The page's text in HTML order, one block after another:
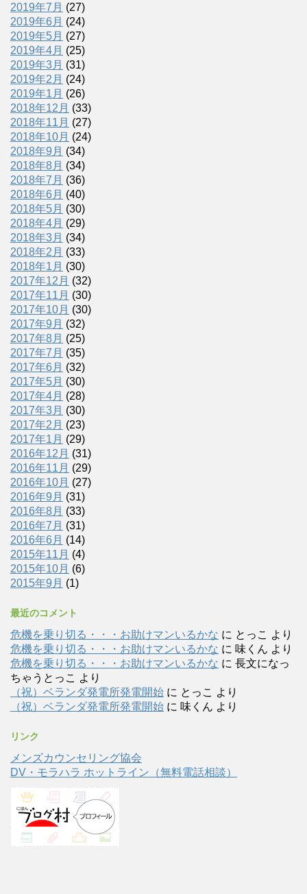
2019年7月 (27)
2019年6月 (24)
2019年5月 (27)
2019年4月 (25)
2019年3月 (31)
2019年2月 (24)
2019年1月 (26)
2018年12月 (33)
2018年11月 (27)
2018年10月 (24)
2018年9月 (34)
2018年8月 (34)
2018年7月 (36)
2018年6月 (40)
2018年5月 (30)
2018年4月 (29)
2018年3月 (34)
2018年2月 (33)
2018年1月 (30)
2017年12月 (32)
2017年11月 (30)
2017年10月 (30)
2017年9月 (32)
2017年8月 (25)
2017年7月 (35)
2017年6月 (32)
2017年5月 (30)
2017年4月 (28)
2017年3月 (30)
2017年2月 (23)
2017年1月 (29)
2016年12月 (31)
2016年11月 (29)
2016年10月 (27)
2016年9月 (31)
2016年8月 (33)
2016年7月 (31)
2016年6月 (14)
2015年11月 (4)
2015年10月 (6)
2015年9月 (1)
最近のコメント
危機を乗り切る・・・お助けマンいるかな に とっこ より
危機を乗り切る・・・お助けマンいるかな に 味くん より
危機を乗り切る・・・お助けマンいるかな に 長文になっ
ちゃうとっこ より
（祝）ベランダ発電所発電開始 に とっこ より
（祝）ベランダ発電所発電開始 に 味くん より
リンク
メンズカウンセリング協会
DV・モラハラ ホットライン（無料電話相談）